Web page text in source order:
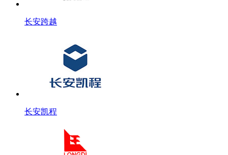
长安跨越
长安凯程